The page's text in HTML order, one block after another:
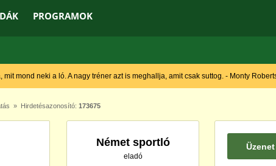
PROGRAMOK
mit mond neki a ló. A nagy tréner azt is meghallja, amit csak suttog. - Monty
» Hirdetésazonosító: 173675
Német sportló
eladó